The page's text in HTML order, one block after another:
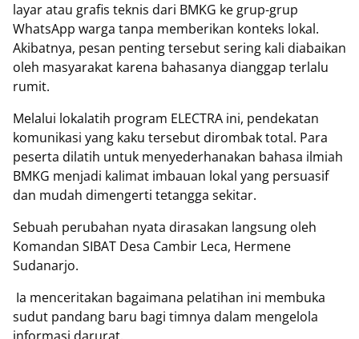
layar atau grafis teknis dari BMKG ke grup-grup
WhatsApp warga tanpa memberikan konteks lokal.
Akibatnya, pesan penting tersebut sering kali diabaikan
oleh masyarakat karena bahasanya dianggap terlalu
rumit.
Melalui lokalatih program ELECTRA ini, pendekatan
komunikasi yang kaku tersebut dirombak total. Para
peserta dilatih untuk menyederhanakan bahasa ilmiah
BMKG menjadi kalimat imbauan lokal yang persuasif
dan mudah dimengerti tetangga sekitar.
Sebuah perubahan nyata dirasakan langsung oleh
Komandan SIBAT Desa Cambir Leca, Hermene
Sudanarjo.
Ia menceritakan bagaimana pelatihan ini membuka
sudut pandang baru bagi timnya dalam mengelola